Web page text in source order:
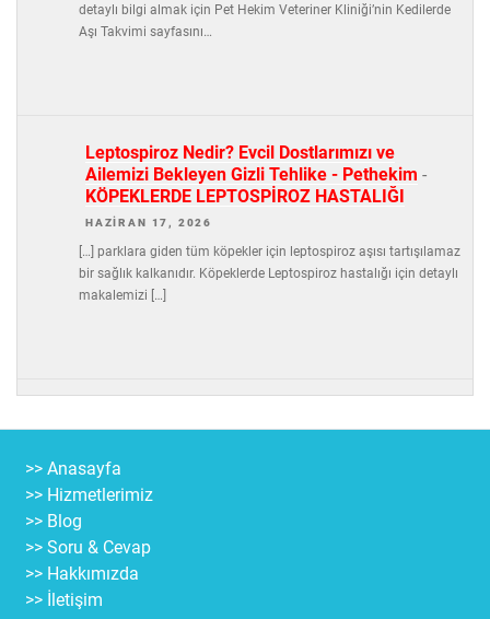
detaylı bilgi almak için Pet Hekim Veteriner Kliniği’nin Kedilerde
Aşı Takvimi sayfasını…
Leptospiroz Nedir? Evcil Dostlarımızı ve
Ailemizi Bekleyen Gizli Tehlike - Pethekim -
KÖPEKLERDE LEPTOSPİROZ HASTALIĞI
HAZIRAN 17, 2026
[…] parklara giden tüm köpekler için leptospiroz aşısı tartışılamaz
bir sağlık kalkanıdır. Köpeklerde Leptospiroz hastalığı için detaylı
makalemizi […]
>> Anasayfa
>> Hizmetlerimiz
>> Blog
>> Soru & Cevap
>> Hakkımızda
>> İletişim